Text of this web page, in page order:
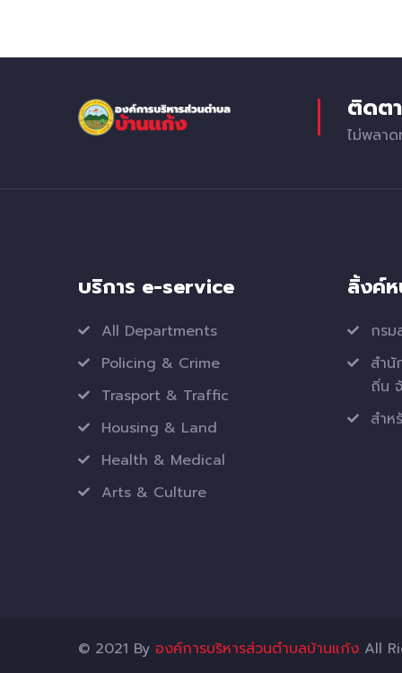
ติดต
ไม่พลาด
บริการ e-service
All Departments
Policing & Crime
Trasport & Traffic
Housing & Land
Health & Medical
Arts & Culture
ลิ้งค์
กรม
สำนั
ถิ่น
สำห
© 2021 By องค์การบริหารส่วนตำบลบ้านแก้ง All